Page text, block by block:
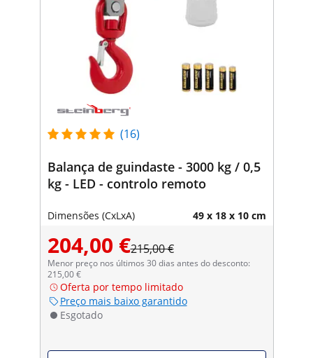
(16)
Balança de guindaste - 3000 kg / 0,5
kg - LED - controlo remoto
Dimensões (CxLxA) 49 x 18 x 10 cm
204,00 €215,00 €
Menor preço nos últimos 30 dias antes do desconto:
215,00 €
Oferta por tempo limitado
Preço mais baixo garantido
Esgotado